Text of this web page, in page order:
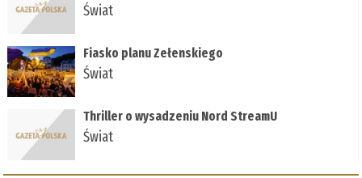
Świat
Fiasko planu Zełenskiego
Świat
Thriller o wysadzeniu Nord StreamU
Świat